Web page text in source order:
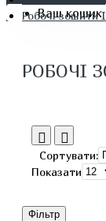
Ваш кошик
Робочі зошити
РОБОЧІ
Сортувати:
Показати
Фільтр